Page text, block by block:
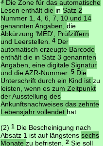
3Die Zone für das automatische
Lesen enthält die in Satz 2
Nummer 1, 4, 6, 7, 10 und 14
genannten Angaben, die
Abkürzung 'MED', Prüfziffern
und Leerstellen.
4Der
automatisch erzeugte Barcode
enthält die in Satz 3 genannten
Angaben, eine digitale Signatur
und die AZR-Nummer. 5Die
Unterschrift durch ein Kind ist zu
leisten, wenn es zum Zeitpunkt
der Ausstellung des
Ankunftsnachweises das zehnte
Lebensjahr vollendet hat.
(2) 1Die Bescheinigung nach
Absatz 1 ist auf längstens sechs
Monate zu befristen. 2Sie soll